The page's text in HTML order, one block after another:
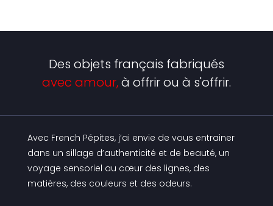
Des objets français fabriqués
avec amour,à offrir ou à s'offrir.
Avec French Pépites, j’ai envie de vous entrainer
dans un sillage d’authenticité et de beauté, un
voyage sensoriel au cœur des lignes, des
matières, des couleurs et des odeurs.